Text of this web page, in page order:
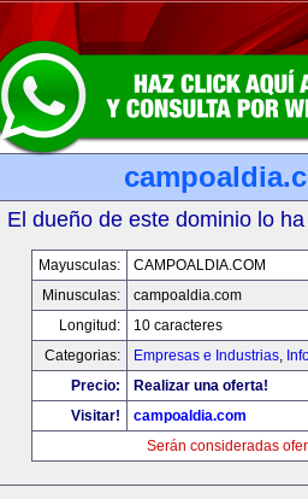
El dueño de este dominio lo
Mayusculas:
CAMPOALDIA.COM
Minusculas:
campoaldia.com
Longitud:
10 caracteres
Categorias:
Empresas e Industrias,
Precio:
Realizar una oferta!
Visitar!
campoaldia.com
Serán consideradas